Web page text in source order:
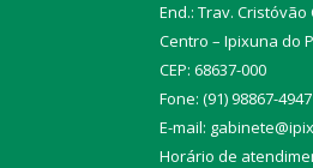
End.: Trav. Cristóvão
Centro – Ipixuna do
CEP: 68637-000
Fone: (91) 98867-4947
E-mail:
Horário de